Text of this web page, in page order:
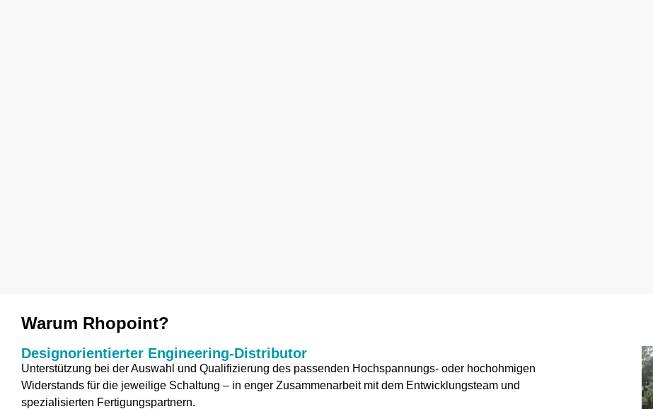
Warum Rhopoint?
Designorientierter Engineering-Distributor
Unterstützung bei der Auswahl und Qualifizierung des passenden Hochspannungs- oder hochohmigen
Widerstands für die jeweilige Schaltung – in enger Zusammenarbeit mit dem Entwicklungsteam und
spezialisierten Fertigungspartnern.